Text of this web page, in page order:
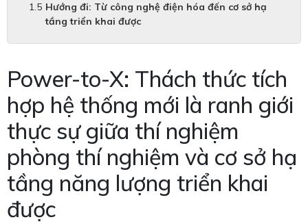
Hướng đi: Từ công nghệ điện hóa đến cơ sở hạ
tầng triển khai được
Power-to-X: Thách thức tích
hợp hệ thống mới là ranh giới
thực sự giữa thí nghiệm
phòng thí nghiệm và cơ sở hạ
tầng năng lượng triển khai
được